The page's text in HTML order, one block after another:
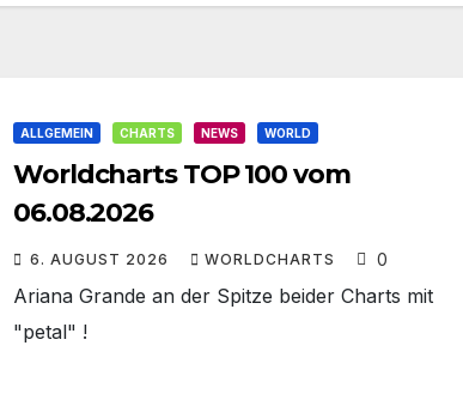
ALLGEMEIN CHARTS NEWS WORLD
Worldcharts TOP 100 vom
06.08.2026
6. AUGUST 2026 WORLDCHARTS 0
Ariana Grande an der Spitze beider Charts mit
"petal" !